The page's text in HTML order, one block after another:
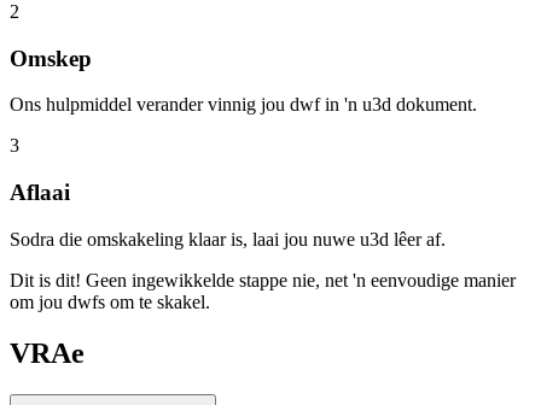
2
Omskep
Ons hulpmiddel verander vinnig jou dwf in 'n u3d dokument.
3
Aflaai
Sodra die omskakeling klaar is, laai jou nuwe u3d lêer af.
Dit is dit! Geen ingewikkelde stappe nie, net 'n eenvoudige manier
om jou dwfs om te skakel.
VRAe